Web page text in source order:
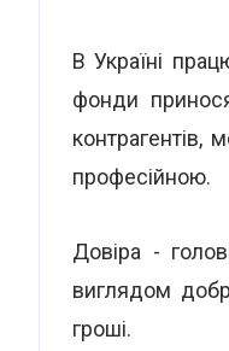
В Україні
фонди
контрагентів,
професійною.
Довіра -
виглядом
гроші.